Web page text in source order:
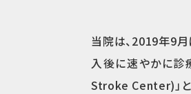
当院は、2019年9
入後に速やかに診
Stroke Center)」と